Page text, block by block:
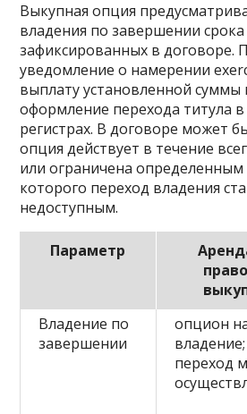
Выкупная опция
владения по завершении срока
зафиксированных в договоре.
уведомление о намерении
выплату установленной суммы
оформление перехода титула
регистрах. В договоре может
опция действует в течение
или ограничена
которого переход владения
недоступным.
Параметр
Владение по
завершении
опцион
владение;
переход